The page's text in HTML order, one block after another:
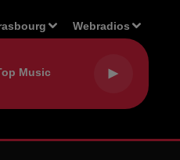
Webradios